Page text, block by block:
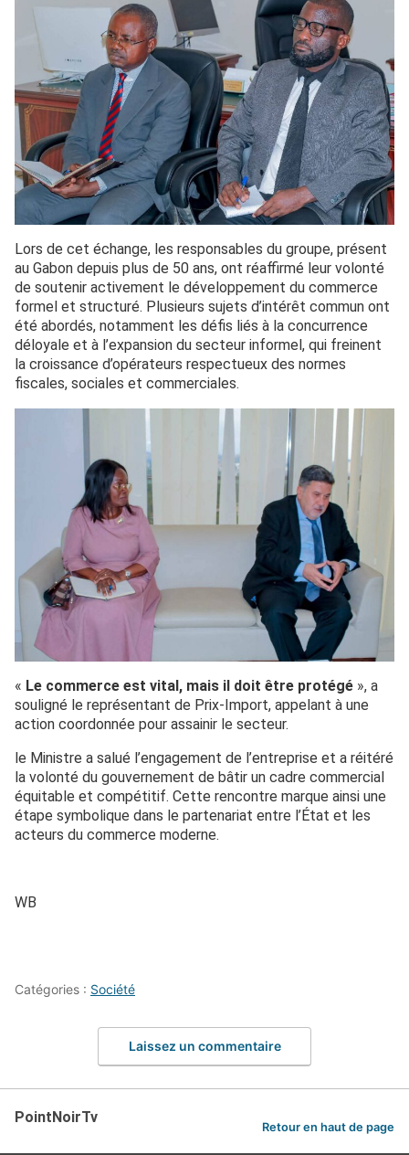
Lors de cet échange, les responsables du groupe, présent
au Gabon depuis plus de 50 ans, ont réaffirmé leur volonté
de soutenir activement le développement du commerce
formel et structuré. Plusieurs sujets d’intérêt commun ont
été abordés, notamment les défis liés à la concurrence
déloyale et à l’expansion du secteur informel, qui freinent
la croissance d’opérateurs respectueux des normes
fiscales, sociales et commerciales.
« Le commerce est vital, mais il doit être protégé », a
souligné le représentant de Prix-Import, appelant à une
action coordonnée pour assainir le secteur.
le Ministre a salué l’engagement de l’entreprise et a réitéré
la volonté du gouvernement de bâtir un cadre commercial
équitable et compétitif. Cette rencontre marque ainsi une
étape symbolique dans le partenariat entre l’État et les
acteurs du commerce moderne.
WB
Catégories : Société
Laissez un commentaire
PointNoirTv
Retour en haut de page